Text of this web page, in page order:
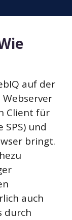
auf der
Client für
SPS) und
bringt.
auch
durch